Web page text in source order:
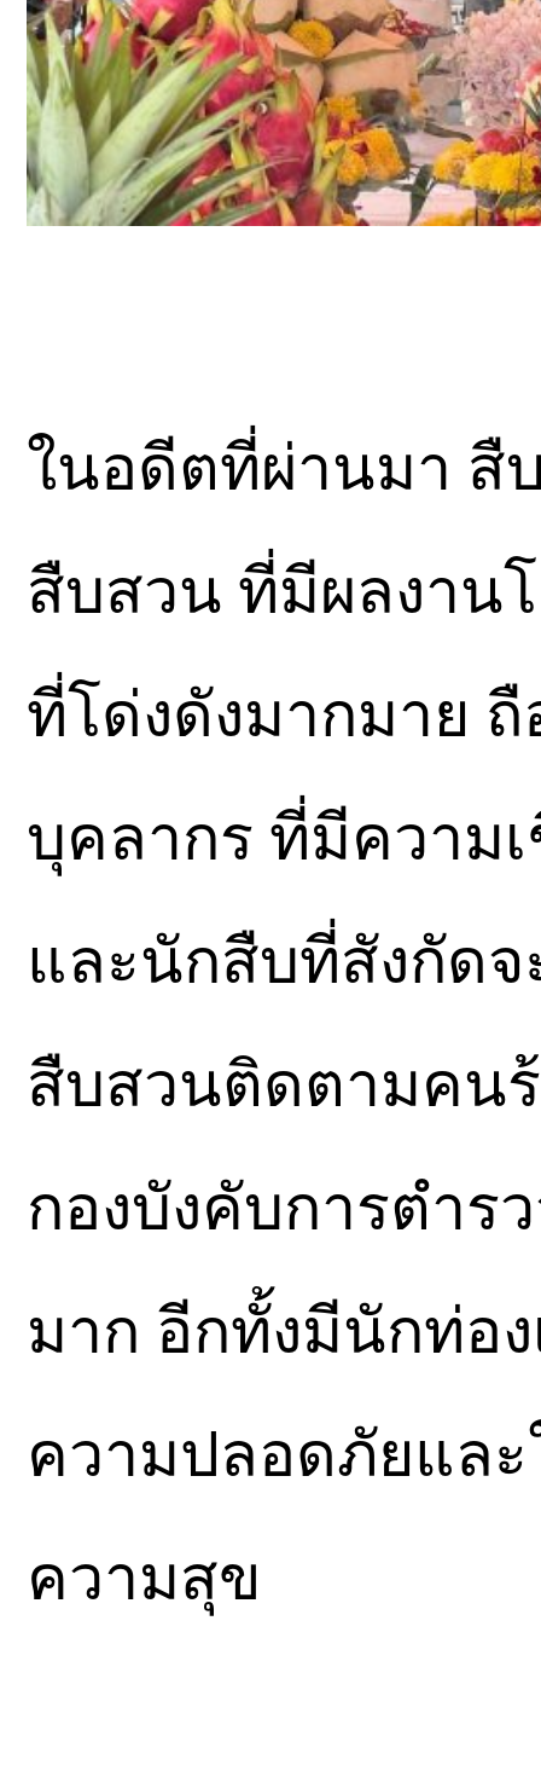
ในอดีตที่ผ่านมา สื
สืบสวน ที่มีผลงาน
ที่โด่งดังมากมาย
บุคลากร ที่มีความ
และนักสืบที่สังกัด
สืบสวนติดตามคน
กองบังคับการตำร
มาก อีกทั้งมีนักท่อ
ความปลอดภัยแล
ความสุข